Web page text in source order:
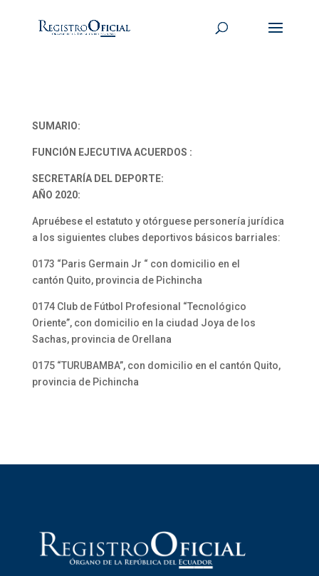
SUMARIO:
FUNCIÓN EJECUTIVA ACUERDOS :
SECRETARÍA DEL DEPORTE:
AÑO 2020:
Apruébese el estatuto y otórguese personería jurídica
a los siguientes clubes deportivos básicos barriales:
0173 “Paris Germain Jr “ con domicilio en el
cantón Quito, provincia de Pichincha
0174 Club de Fútbol Profesional “Tecnológico
Oriente”, con domicilio en la ciudad Joya de los
Sachas, provincia de Orellana
0175 “TURUBAMBA”, con domicilio en el cantón Quito,
provincia de Pichincha